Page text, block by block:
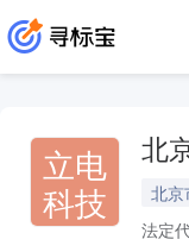
立电
科技
北
北京
法定